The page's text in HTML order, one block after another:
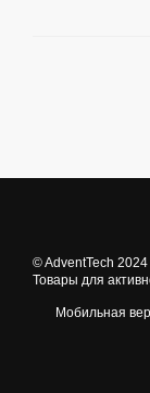
© AdventTech 2024
Товары для
Мобильная